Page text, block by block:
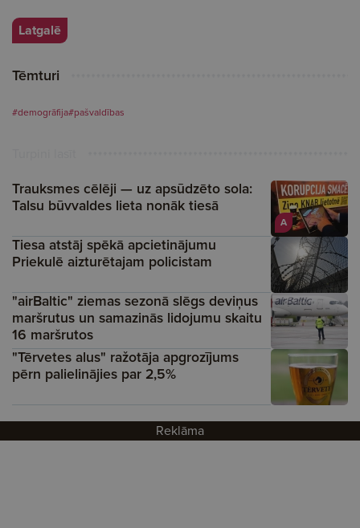
Latgalē
Tēmturi
#demogrāfija#pašvaldības
A
Trauksmes cēlēji — uz apsūdzēto sola:
Talsu būvvaldes lieta nonāk tiesā
Tiesa atstāj spēkā apcietinājumu
Priekulē aizturētajam policistam
"airBaltic" ziemas sezonā slēgs deviņus
maršrutus un samazinās lidojumu skaitu
16 maršrutos
"Tērvetes alus" ražotāja apgrozījums
pērn palielinājies par 2,5%
Reklāma